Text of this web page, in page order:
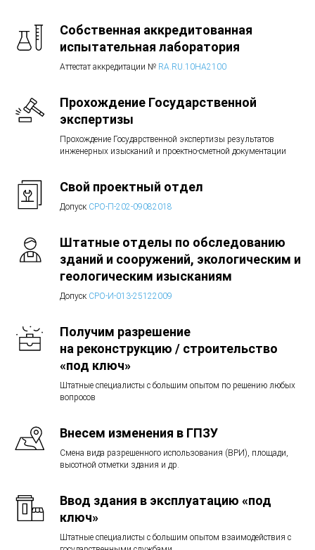
Собственная аккредитованная
испытательная лаборатория
Аттестат аккредитации № RA.RU.10HA2100
Прохождение Государственной
экспертизы
Прохождение Государственной экспертизы результатов
инженерных изысканий и проектно-сметной документации
Свой проектный отдел
Допуск СРО-П-202-09082018
Штатные отделы по обследованию
зданий и сооружений, экологическим и
геологическим изысканиям
Допуск СРО-И-013-25122009
Получим разрешение
на реконструкцию / строительство
«под ключ»
Штатные специалисты с большим опытом по решению любых
вопросов
Внесем изменения в ГПЗУ
Смена вида разрешенного использования (ВРИ), площади,
высотной отметки здания и др.
Ввод здания в эксплуатацию «под
ключ»
Штатные специалисты с большим опытом взаимодействия с